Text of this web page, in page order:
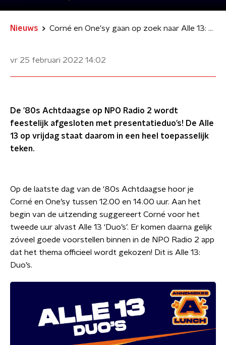
Nieuws Corné en One'sy gaan op zoek naar Alle 13: Duo’s voor de ‘80s Achtdaagse
vr 25 februari 2022 14:02
De ’80s Achtdaagse op NPO Radio 2 wordt
feestelijk afgesloten met presentatieduo’s! De Alle
13 op vrijdag staat daarom in een heel toepasselijk
teken.
Op de laatste dag van de ‘80s Achtdaagse hoor je
Corné en One’sy tussen 12.00 en 14.00 uur. Aan het
begin van de uitzending suggereert Corné voor het
tweede uur alvast Alle 13 ‘Duo’s’. Er komen daarna gelijk
zóveel goede voorstellen binnen in de NPO Radio 2 app
dat het thema officieel wordt gekozen! Dit is Alle 13:
Duo’s.